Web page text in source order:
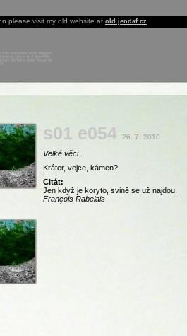
please visit my old website at old.jendaf.cz
s01 e054 26. 7. 2010
Velké věci...
Kráter, vejce, kámen?
Citát:
Jen když je koryto, svině se už najdou.
François Rabelais